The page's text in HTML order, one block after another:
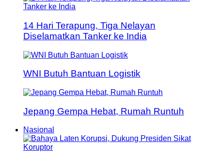
14 Hari Terapung, Tiga Nelayan
Diselamatkan Tanker ke India
WNI Butuh Bantuan Logistik
Jepang Gempa Hebat, Rumah Runtuh
Nasional